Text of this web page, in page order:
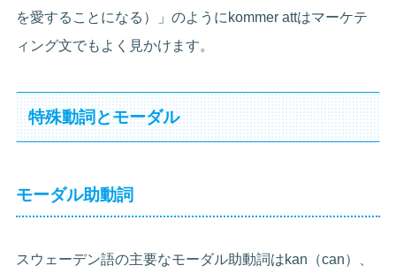
を愛することになる）」のようにkommer attはマーケテ
ィング文でもよく見かけます。
特殊動詞とモーダル
モーダル助動詞
スウェーデン語の主要なモーダル助動詞はkan（can）、